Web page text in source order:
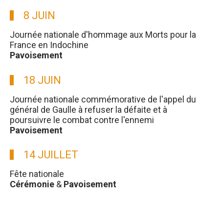
8 JUIN
Journée nationale d'hommage aux Morts pour la
France en Indochine
Pavoisement
18 JUIN
Journée nationale commémorative de l'appel du
général de Gaulle à refuser la défaite et à
poursuivre le combat contre l'ennemi
Pavoisement
14 JUILLET
Fête nationale
Cérémonie & Pavoisement